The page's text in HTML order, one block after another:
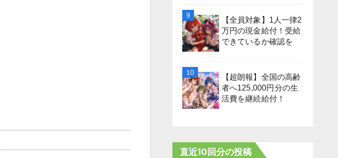
【全員対象】1人一律2
万円の現金給付！受給
できているか確認を
【超朗報】全国の高齢
者へ125,000円分の生
活費を継続給付！
直近10回分の投稿